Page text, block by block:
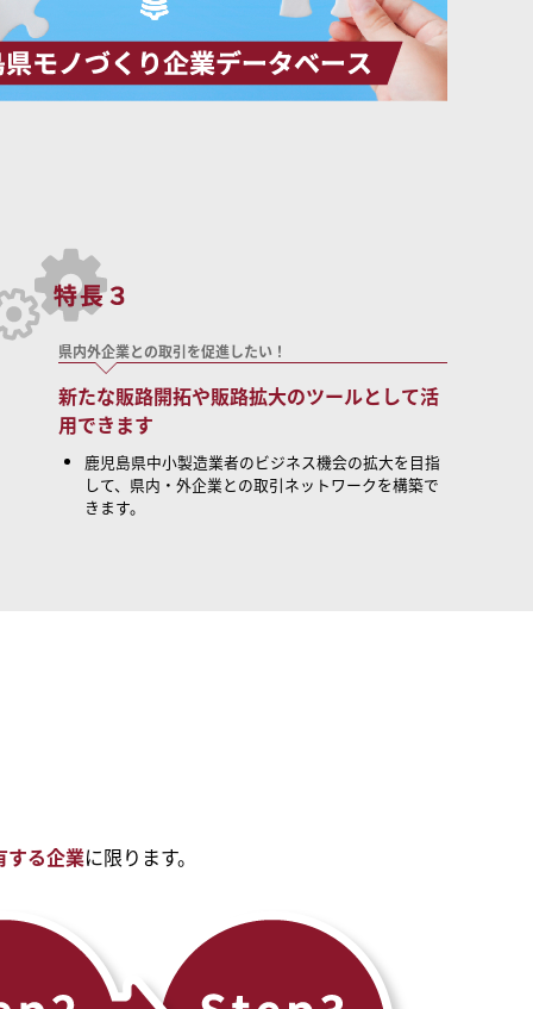
県内外企業との取引を促進したい！
新たな販路開拓や販路拡大のツールとして活
用できます
鹿児島県中小製造業者のビジネス機会の拡大を目指
して、県内・外企業との取引ネットワークを構築で
きます。
する企業に限ります。